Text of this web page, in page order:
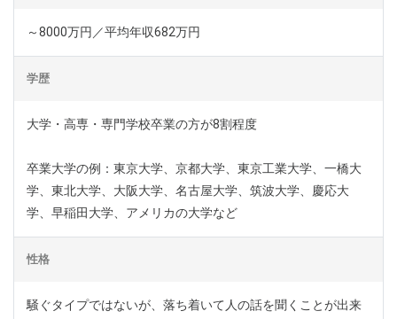
～8000万円／平均年収682万円
学歴
大学・高専・専門学校卒業の方が8割程度
卒業大学の例：東京大学、京都大学、東京工業大学、一橋大
学、東北大学、大阪大学、名古屋大学、筑波大学、慶応大
学、早稲田大学、アメリカの大学など
性格
騒ぐタイプではないが、落ち着いて人の話を聞くことが出来